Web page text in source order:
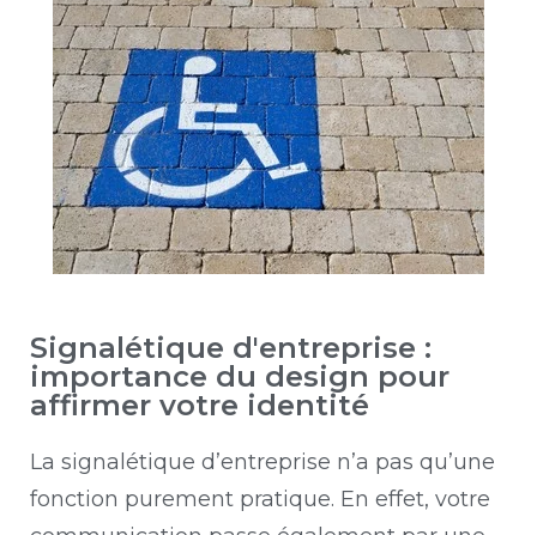
Signalétique d'entreprise :
importance du design pour
affirmer votre identité
La signalétique d’entreprise n’a pas qu’une
fonction purement pratique. En effet, votre